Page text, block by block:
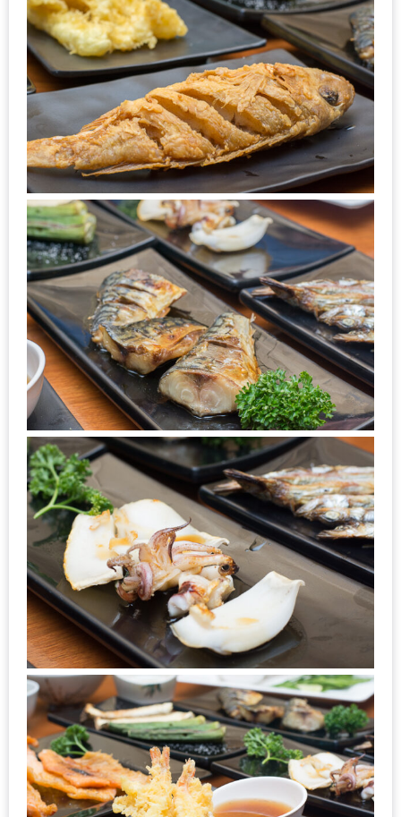
3
อาหาร
ญี่ปุ่น
ระดับ
พรีเมียม
พร้อม
สุ
กี้
เนื้อ
หมู
ดำ
โร
บูต
ะ
สุด
เด็ด
ที่
AIKO
(THE
UP,
RAMA
3)
อาหาร
โดน
ใจ
ภาพ
ใส
ปิ๊
งด้วย
HUAWEI